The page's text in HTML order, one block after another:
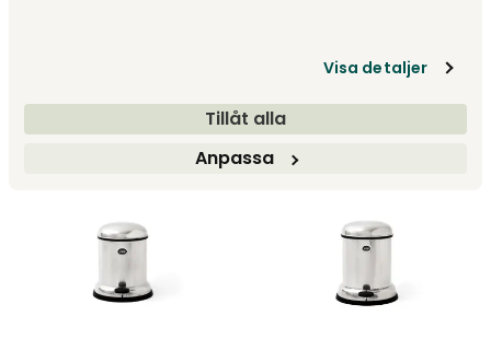
Visa detaljer
Tillåt alla
Anpassa
538 €